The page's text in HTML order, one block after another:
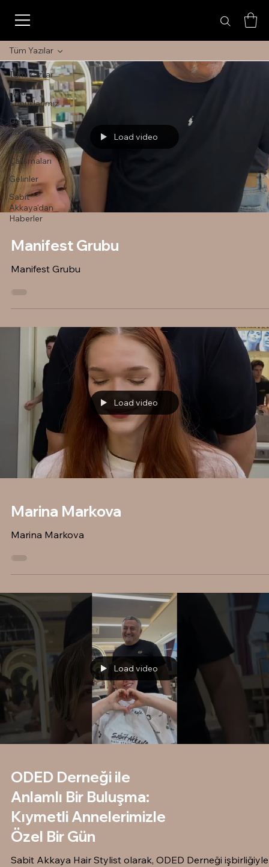
Tüm Yazılar
Ünlü
Konuklarımız
Defile ve
Etkinlik
Make Up
Çalışmaları
Gelinler
Sabit
Akkaya'dan
Haberler
Tüm Yazılar
Load video
Manifest Grubu
Manifest Grubu
Load video
Marina Markova
Marina Markova
Load video
ODED Derneği ile
Anlamlı Bir Buluşma:
Kıymetli Annelerimizle
Özel Bir Gün
Sabit Akkaya Hair Stylist olarak, ODED Derneği işbirliğiyle